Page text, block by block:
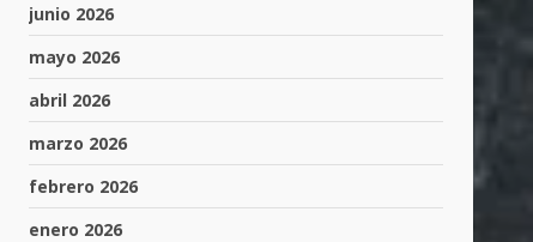
junio 2026
mayo 2026
abril 2026
marzo 2026
febrero 2026
enero 2026